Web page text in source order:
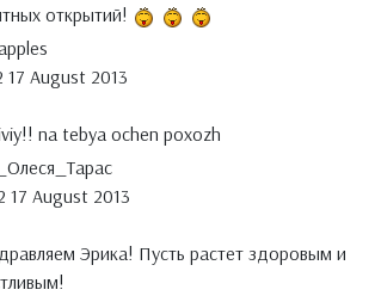
открытий!
17 August 2013
na tebya ochen poxozh
17 August 2013
Эрика! Пусть растет здоровым и